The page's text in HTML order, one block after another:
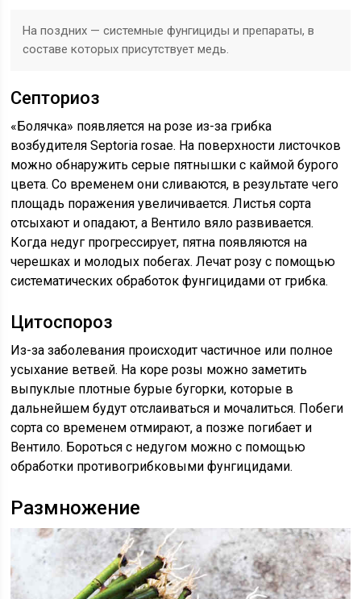
На поздних — системные фунгициды и препараты, в
составе которых присутствует медь.
Септориоз
«Болячка» появляется на розе из-за грибка
возбудителя Septoria rosae. На поверхности листочков
можно обнаружить серые пятнышки с каймой бурого
цвета. Со временем они сливаются, в результате чего
площадь поражения увеличивается. Листья сорта
отсыхают и опадают, а Вентило вяло развивается.
Когда недуг прогрессирует, пятна появляются на
черешках и молодых побегах. Лечат розу с помощью
систематических обработок фунгицидами от грибка.
Цитоспороз
Из-за заболевания происходит частичное или полное
усыхание ветвей. На коре розы можно заметить
выпуклые плотные бурые бугорки, которые в
дальнейшем будут отслаиваться и мочалиться. Побеги
сорта со временем отмирают, а позже погибает и
Вентило. Бороться с недугом можно с помощью
обработки противогрибковыми фунгицидами.
Размножение